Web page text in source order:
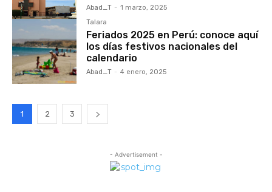
Abad_T - 1 marzo, 2025
Talara
Feriados 2025 en Perú: conoce aquí
los días festivos nacionales del
calendario
Abad_T - 4 enero, 2025
1 2 3
- Advertisement -